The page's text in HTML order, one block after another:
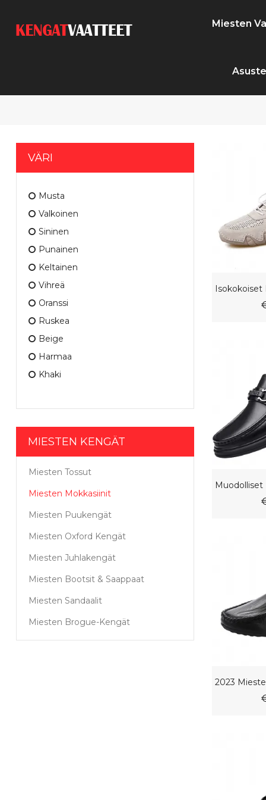
Miesten
VÄRI
Musta
Valkoinen
Sininen
Punainen
Keltainen
Vihreä
Oranssi
Ruskea
Beige
Harmaa
Khaki
MIESTEN KENGÄT
Miesten Tossut
Miesten Mokkasiinit
Miesten Puukengät
Miesten Oxford Kengät
Miesten Juhlakengät
Miesten Bootsit & Saappaat
Miesten Sandaalit
Miesten Brogue-Kengät